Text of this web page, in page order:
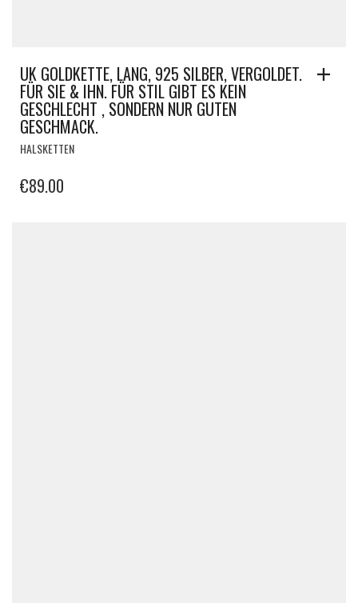
UK GOLDKETTE, LANG, 925 SILBER, VERGOLDET.
FÜR SIE & IHN. FÜR STIL GIBT ES KEIN
GESCHLECHT , SONDERN NUR GUTEN
GESCHMACK.
HALSKETTEN
€89.00